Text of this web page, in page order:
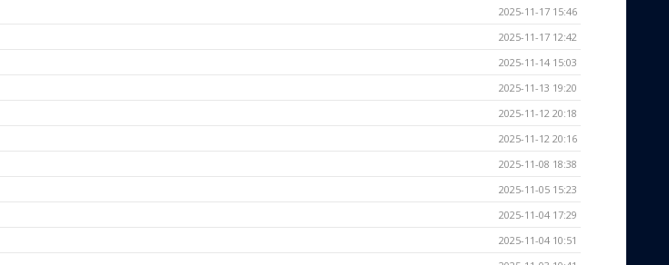
2025-11-17 15:46
2025-11-17 12:42
2025-11-14 15:03
2025-11-13 19:20
2025-11-12 20:18
2025-11-12 20:16
2025-11-08 18:38
2025-11-05 15:23
2025-11-04 17:29
2025-11-04 10:51